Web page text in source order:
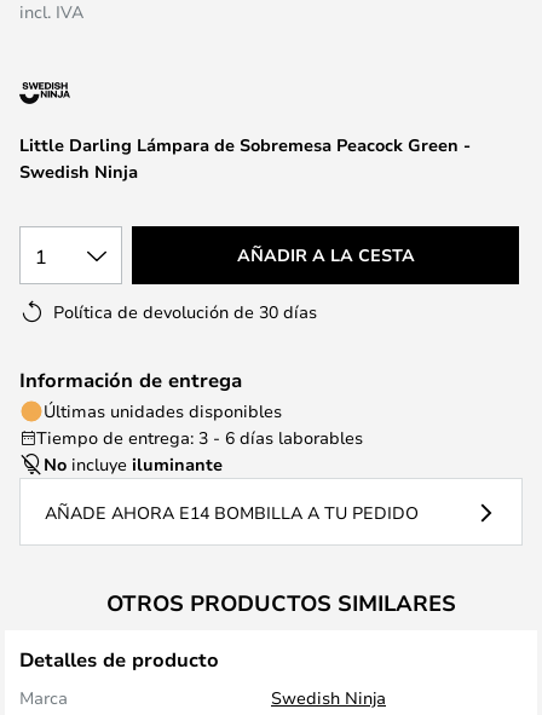
galería
imágenes
Little Darling Lámpara de Sobremesa Peacock Green -
Swedish Ninja
incl. IVA
1 AÑADIR A LA CESTA
Política de devolución de 30 días
Información de entrega
Últimas unidades disponibles
Tiempo de entrega: 3 - 6 días laborables
No incluye iluminante
AÑADE AHORA E14 BOMBILLA A TU PEDIDO
OTROS PRODUCTOS SIMILARES
Detalles de producto
Marca
Swedish Ninja